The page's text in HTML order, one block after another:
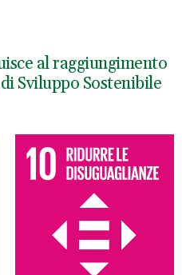
al raggiungimento
Sviluppo Sostenibile